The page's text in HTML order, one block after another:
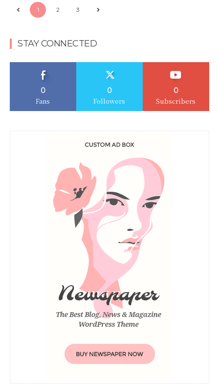
1 2 3
STAY CONNECTED
0
Fans
0
Followers
0
Subscribers